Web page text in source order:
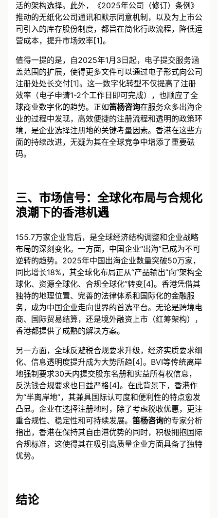
国际总部或区域总部的吸引力，为全球企业提供了更灵
活的架构选择。此外，《2025年公司（修订）条例》
推动的无纸化公司通讯和默示同意机制，以及为上市公
司引入的库存股份制度，都旨在简化行政流程，降低运
值得一提的是，自2025年1月3日起，电子提交服务涵
盖范围的扩展，使得更多文件可以通过电子形式向公司
注册处处长交付[1]。这一数字化转型不仅提高了注册
效率（电子申请1-2个工作日即可完成），也顺应了全
球商业数字化的趋势。正如笛杨咨询在服务众多出海企
业的过程中发现，高效便捷的注册流程和透明的政策环
境，是企业选择注册地的关键考量因素。香港在这些方
面的持续改进，无疑为其在全球竞争中增添了重要砝
三、市场信号：全球化布局与合规化
浪潮下的香港机遇
155.7万家企业背后，是全球经济结构调整和企业战略
布局的深刻变化。一方面，中国企业“出海”已成为不可
逆转的趋势。2025年中国出海企业数量突破50万家，
同比增长18%，其全球化布局正从“产品输出”向“架构全
球化、资源全球化、合规全球化”转变[4]。香港凭借其
独特的地理位置、完善的法律体系和国际化的金融服
务，成为中国企业走向世界的首选平台。无论是跨境电
商、国际贸易结算，还是境外融资上市（红筹架构），
另一方面，全球反避税合规要求升级，经济实质要求细
化、信息透明度提升成为大势所趋[4]。BVI等传统离岸
地强制要求30天内提交股东名册和实益所有权信息，
反洗钱合规要求也日益严格[4]。在此背景下，香港作
为“半离岸地”，其兼具国际认可度和便利性的特点愈发
凸显。企业在选择注册地时，除了考虑税收优惠，更注
重合规性、稳定性和可持续发展。笛杨咨询的专家分析
指出，香港在保持其自由港优势的同时，积极拥抱国际
合规标准，这使得其在吸引高质量企业方面具备了独特
结论